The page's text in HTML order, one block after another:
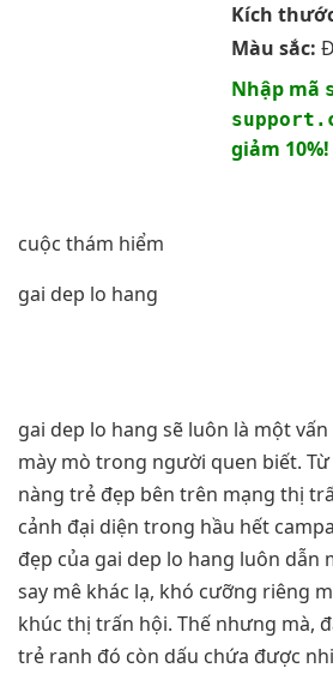
Kích
Màu sắc:
Nhập mã
giảm 10%!
cuộc thám hiểm
gai dep lo hang
gai dep lo hang sẽ luôn là một
mày mò trong người quen biết.
nàng trẻ đẹp bên trên mạng thị
cảnh đại diện trong hầu hết
đẹp của gai dep lo hang luôn dẫn
say mê khác lạ, khó cưỡng riêng
khúc thị trấn hội. Thế nhưng mà,
trẻ ranh đó còn dấu chứa được